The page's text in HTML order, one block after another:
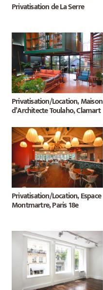
Privatisation de La Serre
Privatisation/Location, Maison
d’Architecte Toulaho, Clamart
Privatisation/Location, Espace
Montmartre, Paris 18e